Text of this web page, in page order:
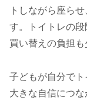
トしながら座ら
す。トイトレの段
買い替えの負担も
子どもが自分で
大きな自信につ